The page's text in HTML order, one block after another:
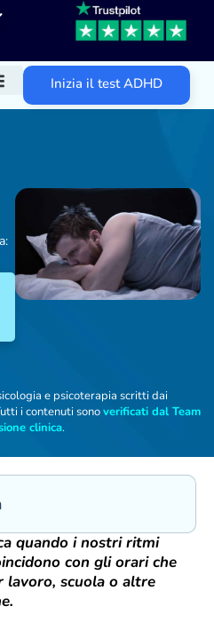
Inizia il test ADHD
e psicoterapia scritti dai
i contenuti sonoverificati dal Team
clinica.
quando i nostri ritmi
con gli orari che
lavoro, scuola o altre